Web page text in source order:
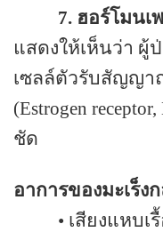
7. ฮอร์โมนเ
แสดงให้เห็นว่า ผู้
เซลล์ตัวรับสัญญา
(Estrogen receptor,
ชัด
อาการของมะเร็ง
• เสียงแหบเ